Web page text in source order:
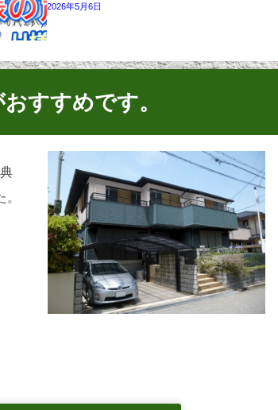
2026年5月6日
すすめです。